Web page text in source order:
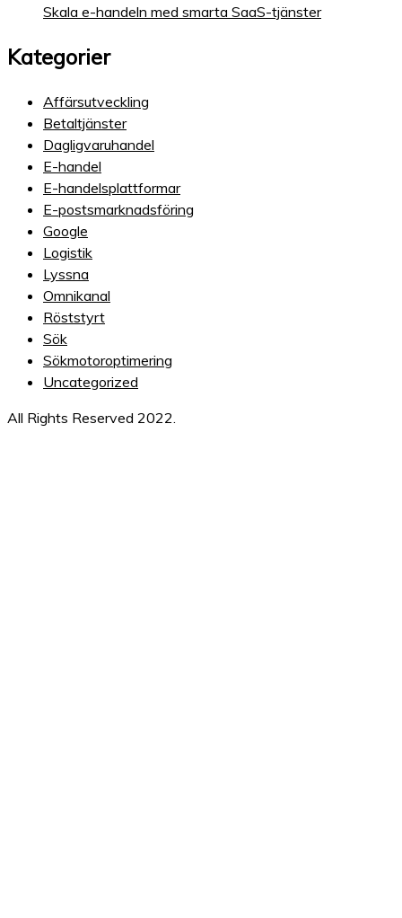
Skala e-handeln med smarta SaaS-tjänster
Kategorier
Affärsutveckling
Betaltjänster
Dagligvaruhandel
E-handel
E-handelsplattformar
E-postsmarknadsföring
Google
Logistik
Lyssna
Omnikanal
Röststyrt
Sök
Sökmotoroptimering
Uncategorized
All Rights Reserved 2022.